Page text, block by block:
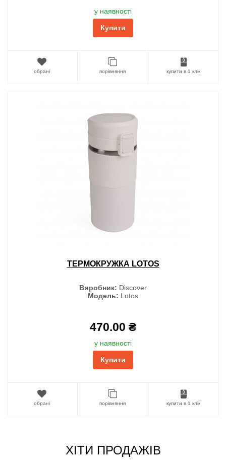
у наявності
Купити
обрані порівняння купити в 1 клік
ТЕРМОКРУЖКА LOTOS
Виробник: Discover
Модель: Lotos
470.00 ₴
у наявності
Купити
обрані порівняння купити в 1 клік
ХІТИ ПРОДАЖІВ